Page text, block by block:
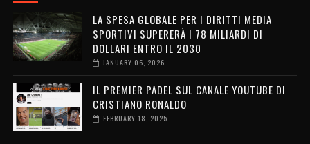
LA SPESA GLOBALE PER I DIRITTI MEDIA
SPORTIVI SUPERERÀ I 78 MILIARDI DI
DOLLARI ENTRO IL 2030
JANUARY 06, 2026
IL PREMIER PADEL SUL CANALE YOUTUBE DI
CRISTIANO RONALDO
FEBRUARY 18, 2025